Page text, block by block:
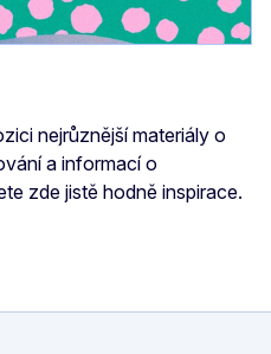
nejrůznější materiály o
a informací o
zde jistě hodně inspirace.